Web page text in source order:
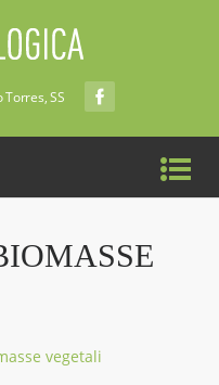
Torres, SS
vegetali